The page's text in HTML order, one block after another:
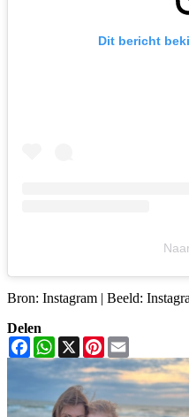
Dit bericht
Bron: Instagram | Beeld:
Delen
FacebookWhatsApp
X Pinterest